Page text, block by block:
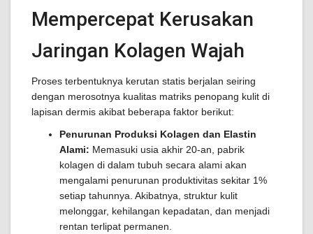
Mempercepat Kerusakan
Jaringan Kolagen Wajah
Proses terbentuknya kerutan statis berjalan seiring
dengan merosotnya kualitas matriks penopang kulit di
lapisan dermis akibat beberapa faktor berikut:
Penurunan Produksi Kolagen dan Elastin
Alami: Memasuki usia akhir 20-an, pabrik
kolagen di dalam tubuh secara alami akan
mengalami penurunan produktivitas sekitar 1%
setiap tahunnya. Akibatnya, struktur kulit
melonggar, kehilangan kepadatan, dan menjadi
rentan terlipat permanen.